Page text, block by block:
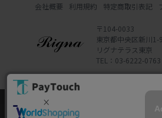
会社概要 利用規約 特定商取引表記
〒104-0033
東京都中央区新川1-
リグナテラス東京
TEL：03-6222-0763
Powered by Watahan
当ウェブサイトでは、お客様により良い